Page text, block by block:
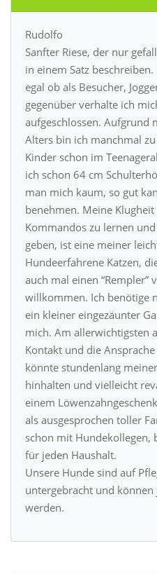
Rudolfo
Sanfter Riese, der nur
in einem Satz
egal ob als Besucher,
gegenüber verhalte ich
aufgeschlossen. Aufgrund
Alters bin ich manchmal
Kinder schon im
ich schon 64 cm
man mich kaum, so gut
benehmen. Meine
Kommandos zu lernen
geben, ist eine meiner
Hundeerfahrene Katzen,
auch mal einen “Rempler”
willkommen. Ich benötige
ein kleiner eingezäunter
mich. Am allerwichtigsten
Kontakt und die
könnte stundenlang
hinhalten und vielleicht
einem
als ausgesprochen toller
schon mit Hundekollegen,
für jeden Haushalt.
Unsere Hunde sind auf
untergebracht und
werden.